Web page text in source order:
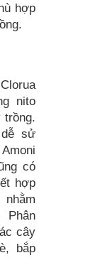
hợp
nito
trồng.
sử
có
hợp
Phân
cây
bắp